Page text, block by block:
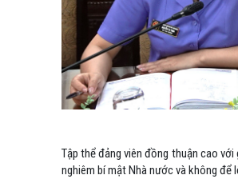
Tập thể đảng viên đồng thuận cao
nghiêm bí mật Nhà nước và không